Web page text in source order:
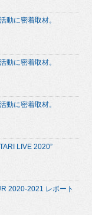
動に密着取材。
動に密着取材。
動に密着取材。
LIVE 2020”
2020-2021 レポート